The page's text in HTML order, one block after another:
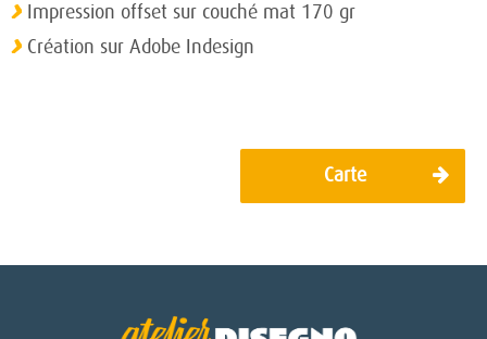
Impression offset sur couché mat 170 gr
Création sur Adobe Indesign
l’article
Carte